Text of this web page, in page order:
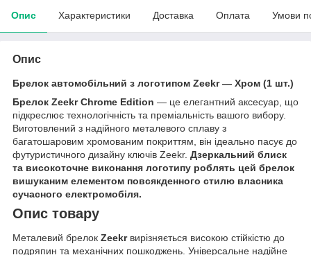
Опис Характеристики Доставка Оплата Умови
Опис
Брелок автомобільний з логотипом Zeekr — Хром (1 шт.)
Брелок Zeekr Chrome Edition — це елегантний аксесуар, що
підкреслює технологічність та преміальність вашого вибору.
Виготовлений з надійного металевого сплаву з
багатошаровим хромованим покриттям, він ідеально пасує до
футуристичного дизайну ключів Zeekr. Дзеркальний блиск
та високоточне виконання логотипу роблять цей брелок
вишуканим елементом повсякденного стилю власника
сучасного електромобіля.
Опис товару
Металевий брелок Zeekrвирізняється високою стійкістю до
подряпин та механічних пошкоджень. Універсальне надійне